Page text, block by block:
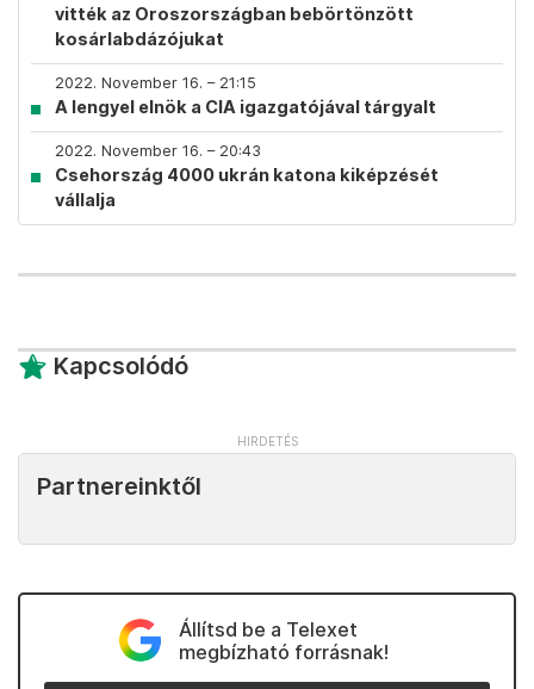
vitték az Oroszországban bebörtönzött
kosárlabdázójukat
2022. November 16. – 21:15
A lengyel elnök a CIA igazgatójával tárgyalt
2022. November 16. – 20:43
Csehország 4000 ukrán katona kiképzését
vállalja
Kapcsolódó
Partnereinktől
Állítsd be a Telexet
megbízható forrásnak!